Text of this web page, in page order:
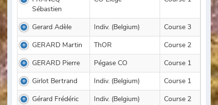
Sébastien
Gerard Adèle Indiv. (Belgium)
Course 3
GERARD Martin
ThOR
Course 2
GERARD Pierre
Pégase CO
Course 1
Girlot Bertrand
Indiv. (Belgium)
Course 1
Gérard Frédéric
Indiv. (Belgium)
Course 2